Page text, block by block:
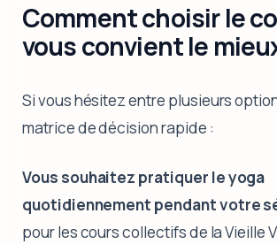
Comment choisir le
vous convient le
Si vous hésitez entre plusieurs
matrice de décision rapide :
Vous souhaitez pratiquer le yoga
quotidiennement pendant votre
pour les cours collectifs de la Vieille